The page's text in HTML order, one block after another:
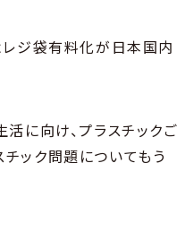
レジ袋有料化が日本国内
に向け、プラスチックご
ック問題についてもう